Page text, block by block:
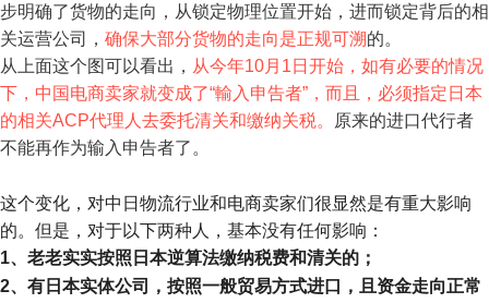
步明确了货物的走向，从锁定物理位置开始，进而锁定背后的相
关运营公司， 确保大部分货物的走向是正规可溯的。
从上面这个图可以看出， 从今年10月1日开始，如有必要的情况
下，中国电商卖家就变成了“輸入申告者”，而且，必须指定日本
的相关ACP代理人去委托清关和缴纳关税。
原来的进口代行者
不能再作为输入申告者了。
这个变化， 对中日物流行业和电商卖家们很显然是有重大影响
的。 但是，对于以下两种人，基本没有任何影响：
1、老老实实按照日本逆算法缴纳税费和清关的；
2、有日本实体公司，按照一般贸易方式进口，且资金走向正常